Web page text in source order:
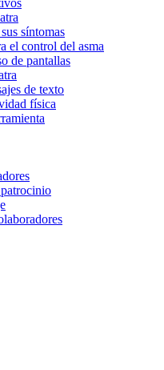
síntomas
el control del asma
de pantallas
de texto
física